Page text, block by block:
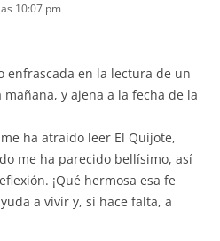
10:07 pm
enfrascada en la lectura de un
y ajena a la fecha de la
ha atraído leer El Quijote,
me ha parecido bellísimo, así
¡Qué hermosa esa fe
a vivir y, si hace falta, a